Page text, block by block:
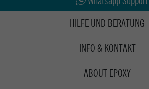
HILFE UND BERATUNG
Retoure
INFO & KONTAKT
ABOUT EPOXY